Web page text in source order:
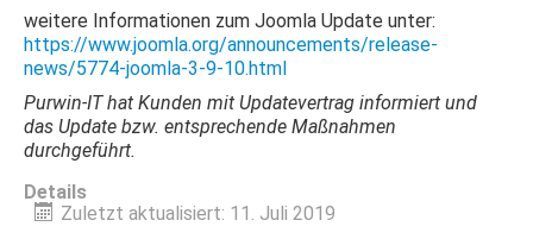
weitere Informationen zum Joomla Update unter:
https://www.joomla.org/announcements/release-
news/5774-joomla-3-9-10.html
Purwin-IT hat Kunden mit Updatevertrag informiert und
das Update bzw. entsprechende Maßnahmen
durchgeführt.
Details
Zuletzt aktualisiert: 11. Juli 2019